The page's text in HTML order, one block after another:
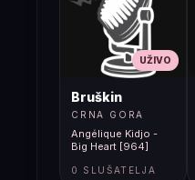
UŽIVO
Bruškin
CRNA GORA
Angélique Kidjo -
Big Heart [964]
0 SLUŠATELJA